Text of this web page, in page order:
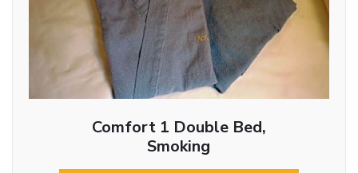
Comfort 1 Double Bed,
Smoking